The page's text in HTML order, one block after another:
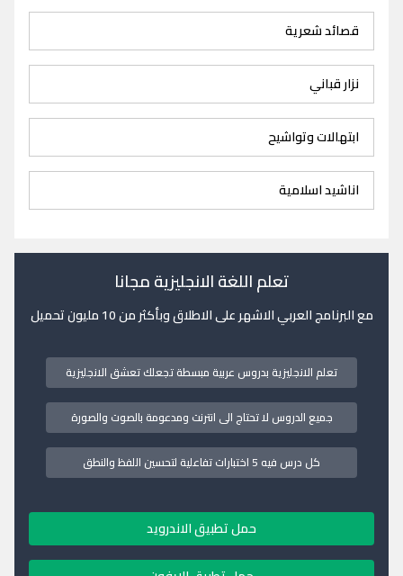
قصائد شعرية
نزار قباني
ابتهالات وتواشيح
اناشيد اسلامية
تعلم اللغة الانجليزية مجانا
مع البرنامج العربي الاشهر على الاطلاق وبأكثر من 10 مليون تحميل
تعلم الانجليزية بدروس عربية مبسطة تجعلك تعشق الانجليزية
جميع الدروس لا تحتاج الى انترنت ومدعومة بالصوت والصورة
كل درس فيه 5 اختبارات تفاعلية لتحسين اللفظ والنطق
حمل تطبيق الاندرويد